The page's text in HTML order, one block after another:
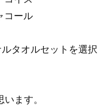
コール
タオルセットを選択
ます。